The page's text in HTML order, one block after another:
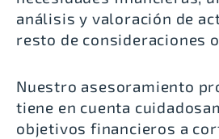
análisis y valoración de
resto de consideraciones
Nuestro asesoramiento
tiene en cuenta
objetivos financieros a